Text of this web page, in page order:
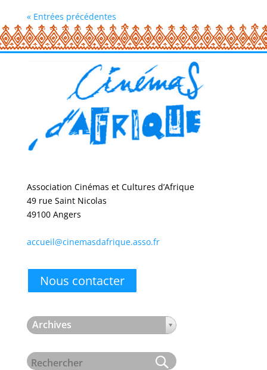
« Entrées précédentes
Association Cinémas et Cultures d’Afrique
49 rue Saint Nicolas
49100 Angers
accueil@cinemasdafrique.asso.fr
Nous contacter
Archives